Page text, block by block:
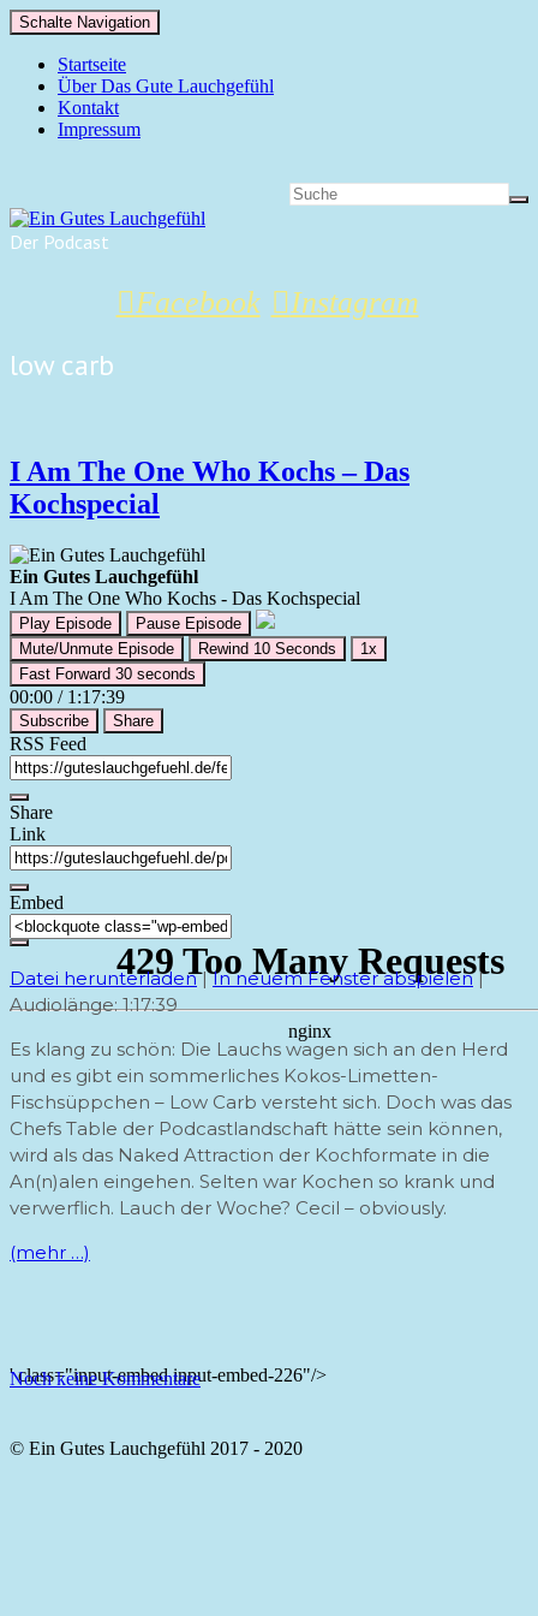
Schalte Navigation
Startseite
Über Das Gute Lauchgefühl
Kontakt
Impressum
Der Podcast
Facebook Instagram
low carb
I Am The One Who Kochs – Das
Kochspecial
Ein Gutes Lauchgefühl
I Am The One Who Kochs - Das Kochspecial
Play Episode
Pause Episode
Mute/Unmute Episode
Rewind 10 Seconds
1x
Fast Forward 30 seconds
00:00 / 1:17:39
Subscribe Share
RSS Feed
Share
Link
Embed
' class="input-embed input-embed-226"/>
Datei herunterladen|In neuem Fenster abspielen|
Audiolänge: 1:17:39
Es klang zu schön: Die Lauchs wagen sich an den Herd
und es gibt ein sommerliches Kokos-Limetten-
Fischsüppchen – Low Carb versteht sich. Doch was das
Chefs Table der Podcastlandschaft hätte sein können,
wird als das Naked Attraction der Kochformate in die
An(n)alen eingehen. Selten war Kochen so krank und
verwerflich. Lauch der Woche? Cecil – obviously.
(mehr …)
Noch keine Kommentare
© Ein Gutes Lauchgefühl 2017 - 2020